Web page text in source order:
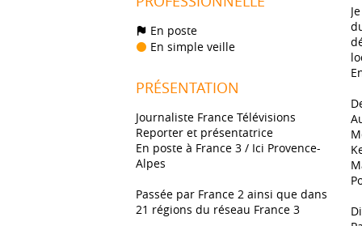
En poste
En simple veille
PRÉSENTATION
Journaliste France Télévisions
Reporter et présentatrice
En poste à France 3 / Ici Provence-
Alpes
Passée par France 2 ainsi que dans
21 régions du réseau France 3